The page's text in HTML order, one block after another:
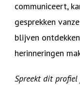
communiceert,
gesprekken
blijven
herinneringen
Spreekt dit profiel